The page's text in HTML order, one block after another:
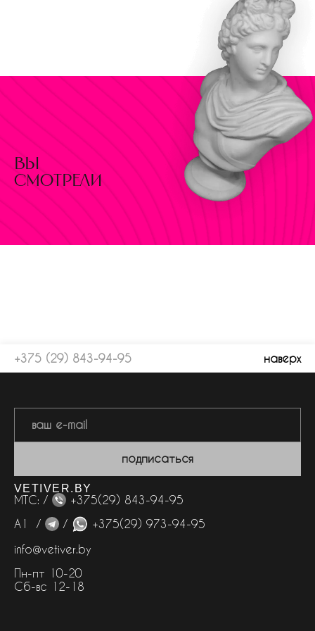
вы
смотрели
+375 (29) 843-94-95 наверх
подписаться
VETIVER.BY
МТС: /
+375(29) 843-94-95
А1 /
/
+375(29) 973-94-95
info@vetiver.by
Пн-пт 10-20
Сб-вс 12-18